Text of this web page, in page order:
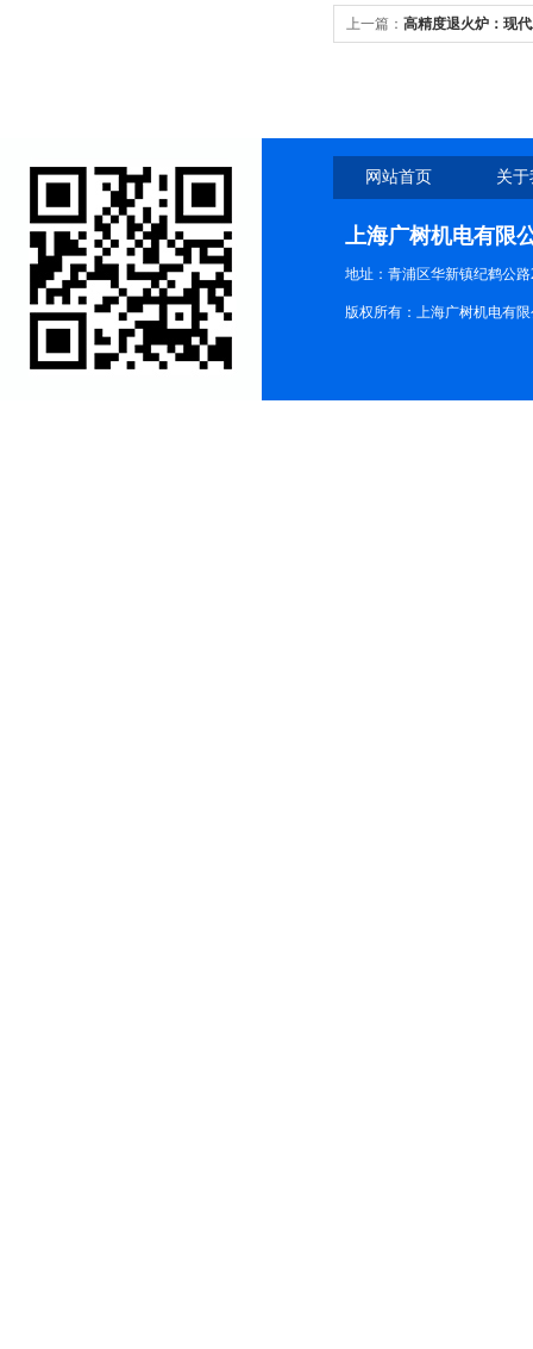
上一篇： 高精度退火炉：现
网站首页 关
上海广树机电有限
地址：青浦区华新镇纪鹤公路
版权所有：上海广树机电有